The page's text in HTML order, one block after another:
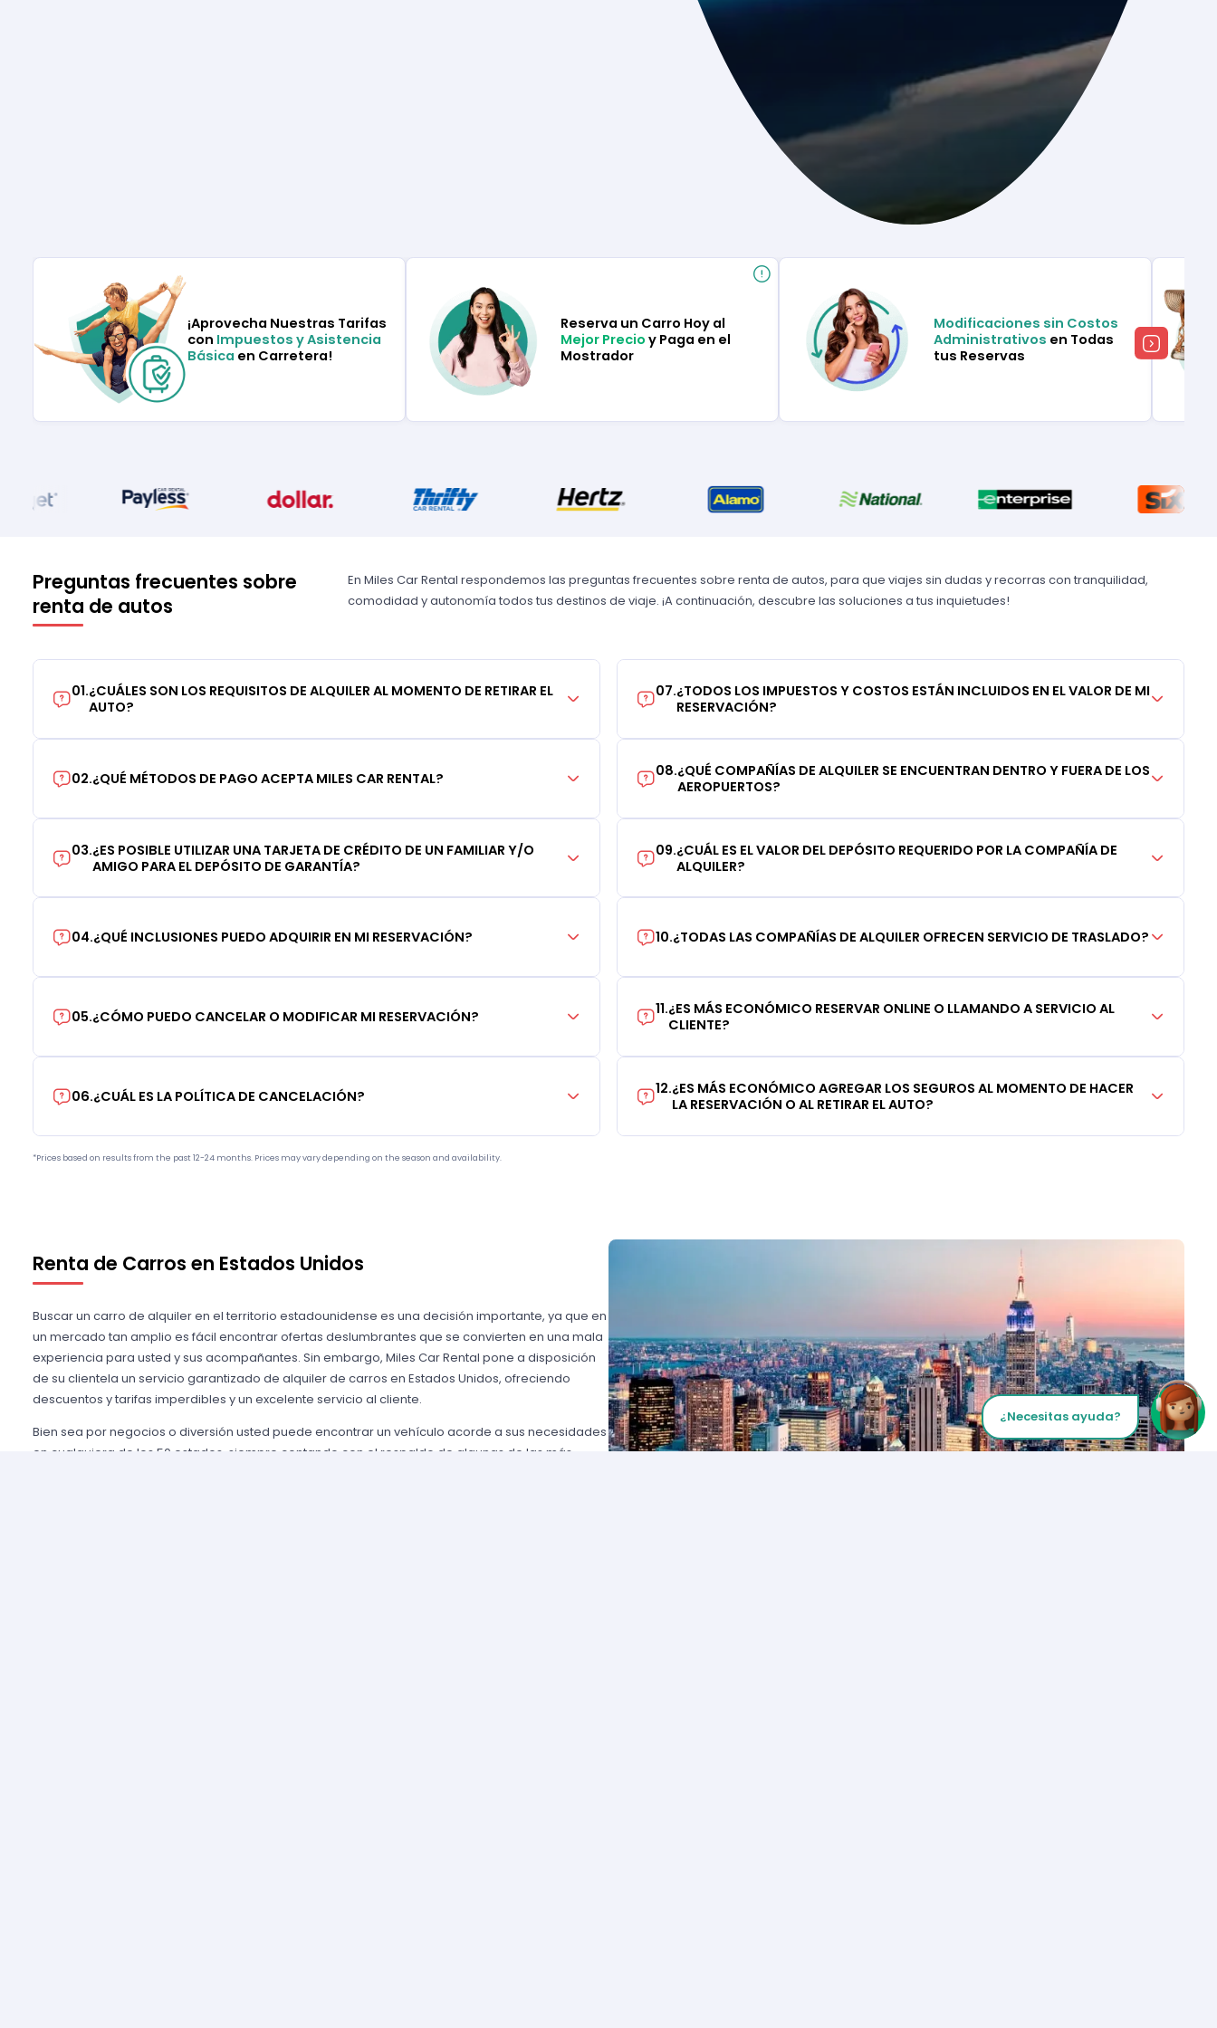
¡Aprovecha Nuestras Tarifas
con Impuestos y Asistencia
Básica en Carretera!
Reserva un Carro Hoy al
Mejor Precio y Paga en el
Mostrador
Modificaciones sin Costos
Administrativos en Todas
tus Reservas
Preguntas frecuentes sobre
renta de autos
En Miles Car Rental respondemos las preguntas frecuentes sobre renta de autos, para que viajes sin dudas y recorras con tranquilidad,
comodidad y autonomía todos tus destinos de viaje. ¡A continuación, descubre las soluciones a tus inquietudes!
01.¿CUÁLES SON LOS REQUISITOS DE ALQUILER AL MOMENTO DE RETIRAR EL
AUTO?
02.¿QUÉ MÉTODOS DE PAGO ACEPTA MILES CAR RENTAL?
03.¿ES POSIBLE UTILIZAR UNA TARJETA DE CRÉDITO DE UN FAMILIAR Y/O
AMIGO PARA EL DEPÓSITO DE GARANTÍA?
04.¿QUÉ INCLUSIONES PUEDO ADQUIRIR EN MI RESERVACIÓN?
05.¿CÓMO PUEDO CANCELAR O MODIFICAR MI RESERVACIÓN?
06.¿CUÁL ES LA POLÍTICA DE CANCELACIÓN?
07.¿TODOS LOS IMPUESTOS Y COSTOS ESTÁN INCLUIDOS EN EL VALOR DE MI
RESERVACIÓN?
08.¿QUÉ COMPAÑÍAS DE ALQUILER SE ENCUENTRAN DENTRO Y FUERA DE LOS
AEROPUERTOS?
09.¿CUÁL ES EL VALOR DEL DEPÓSITO REQUERIDO POR LA COMPAÑÍA DE
ALQUILER?
10.¿TODAS LAS COMPAÑÍAS DE ALQUILER OFRECEN SERVICIO DE TRASLADO?
11.¿ES MÁS ECONÓMICO RESERVAR ONLINE O LLAMANDO A SERVICIO AL
CLIENTE?
12.¿ES MÁS ECONÓMICO AGREGAR LOS SEGUROS AL MOMENTO DE HACER
LA RESERVACIÓN O AL RETIRAR EL AUTO?
*Prices based on results from the past 12-24 months. Prices may vary depending on the season and availability.
¿Necesitas ayuda?
Renta de Carros en Estados Unidos
Buscar un carro de alquiler en el territorio estadounidense es una decisión importante, ya que en
un mercado tan amplio es fácil encontrar ofertas deslumbrantes que se convierten en una mala
experiencia para usted y sus acompañantes. Sin embargo, Miles Car Rental pone a disposición
de su clientela un servicio garantizado de alquiler de carros en Estados Unidos, ofreciendo
descuentos y tarifas imperdibles y un excelente servicio al cliente.
Bien sea por negocios o diversión usted puede encontrar un vehículo acorde a sus necesidades
en cualquiera de los 50 estados, siempre contando con el respaldo de algunas de las más